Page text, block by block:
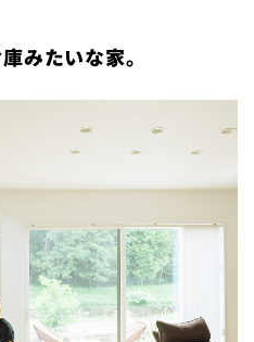
ポリシ
採用情
みたいな家。